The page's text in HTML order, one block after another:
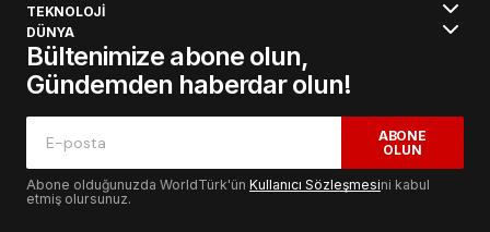
TEKNOLOJİ
DÜNYA
Bültenimize abone olun,
Gündemden haberdar olun!
ABONE
OLUN
Abone olduğunuzda WorldTürk'ün Kullanıcı Sözleşmesini kabul
etmiş olursunuz.